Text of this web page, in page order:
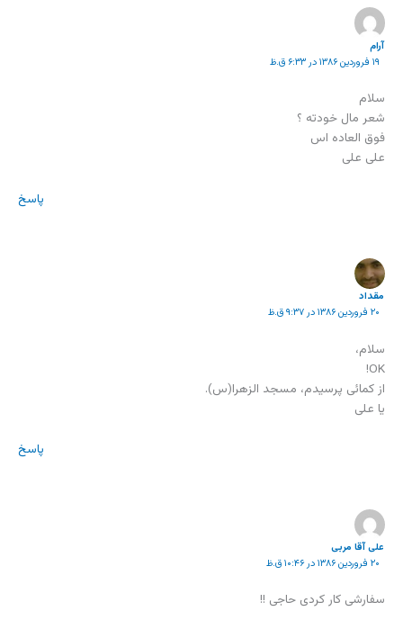
آرام
۱۹ فروردین ۱۳۸۶ در ۶:۳۳ ق.ظ
سلام
شعر مال خودته ؟
فوق العاده اس
علی علی
پاسخ
مقداد
۲۰ فروردین ۱۳۸۶ در ۹:۳۷ ق.ظ
سلام،
OK!
از کمائی پرسیدم، مسجد الزهرا(س).
یا علی
پاسخ
علی آقا مربی
۲۰ فروردین ۱۳۸۶ در ۱۰:۴۶ ق.ظ
سفارشی کار کردی حاجی !!